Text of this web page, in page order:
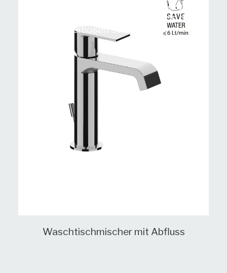
Auslauf, der von der Einzigartigkeit der
Kollektion und der Interpretation des
zeitlosen Stils zeugt.
Waschtischmischer mit Abfluss